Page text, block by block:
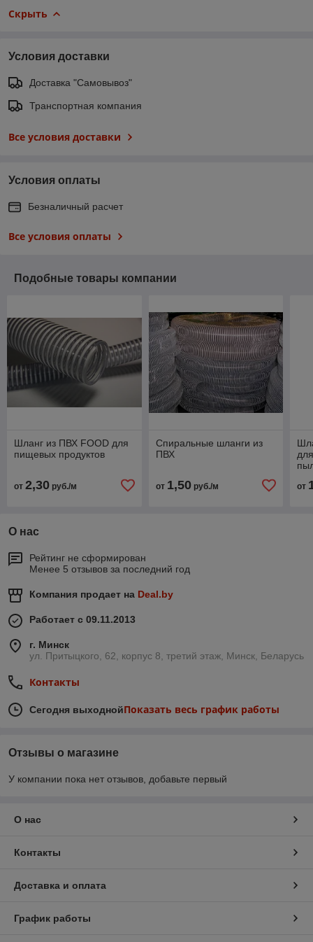
Скрыть
Условия доставки
Доставка "Самовывоз"
Транспортная компания
Все условия доставки
Условия оплаты
Безналичный расчет
Все условия оплаты
Подобные товары компании
Шланг из ПВХ FOOD для
пищевых продуктов
от 2,30 руб./м
Спиральные шланги из
ПВХ
от 1,50руб./м от
О нас
Рейтинг не сформирован
Менее 5 отзывов за последний год
Компания продает на Deal.by
Работает с 09.11.2013
г. Минск
ул. Притыцкого, 62, корпус 8, третий этаж, Минск, Беларусь
Контакты
Сегодня выходнойПоказать весь график работы
Отзывы о магазине
У компании пока нет отзывов, добавьте первый
О нас
Контакты
Доставка и оплата
График работы